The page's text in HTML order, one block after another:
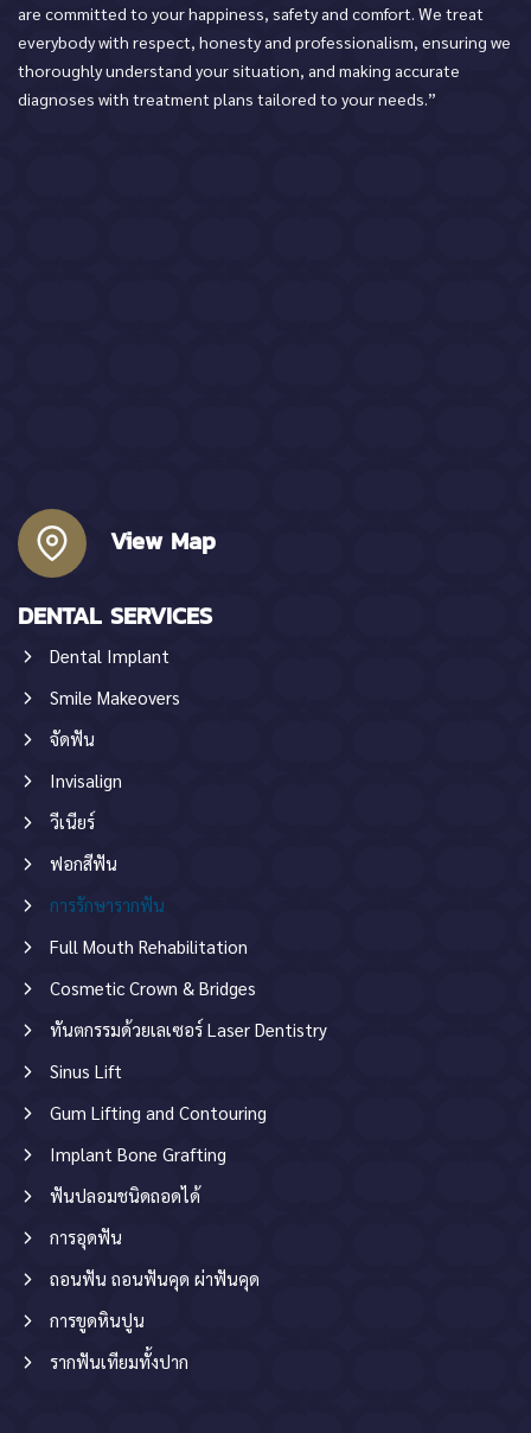
are committed to your happiness, safety and comfort. We treat
everybody with respect, honesty and professionalism, ensuring we
thoroughly understand your situation, and making accurate
diagnoses with treatment plans tailored to your needs.”
View Map
DENTAL SERVICES
Dental Implant
Smile Makeovers
จัดฟัน
Invisalign
วีเนียร์
ฟอกสีฟัน
การรักษารากฟัน
Full Mouth Rehabilitation
Cosmetic Crown & Bridges
ทันตกรรมด้วยเลเซอร์ Laser Dentistry
Sinus Lift
Gum Lifting and Contouring
Implant Bone Grafting
ฟันปลอมชนิดถอดได้
การอุดฟัน
ถอนฟัน ถอนฟันคุด ผ่าฟันคุด
การขูดหินปูน
รากฟันเทียมทั้งปาก